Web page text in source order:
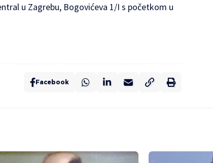
u Zagrebu, Bogovićeva 1/I s početkom u
Facebook